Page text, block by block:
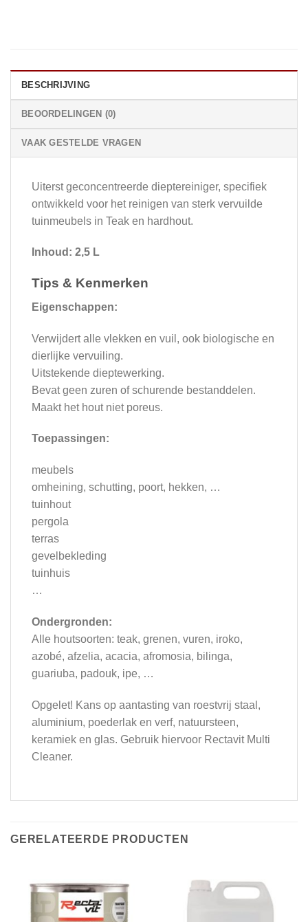
BESCHRIJVING
BEOORDELINGEN (0)
VAAK GESTELDE VRAGEN
Uiterst geconcentreerde dieptereiniger, specifiek
ontwikkeld voor het reinigen van sterk vervuilde
tuinmeubels in Teak en hardhout.
Inhoud: 2,5 L
Tips & Kenmerken
Eigenschappen:
Verwijdert alle vlekken en vuil, ook biologische en
dierlijke vervuiling.
Uitstekende dieptewerking.
Bevat geen zuren of schurende bestanddelen.
Maakt het hout niet poreus.
Toepassingen:
meubels
omheining, schutting, poort, hekken, …
tuinhout
pergola
terras
gevelbekleding
tuinhuis
…
Ondergronden:
Alle houtsoorten: teak, grenen, vuren, iroko,
azobé, afzelia, acacia, afromosia, bilinga,
guariuba, padouk, ipe, …
Opgelet! Kans op aantasting van roestvrij staal,
aluminium, poederlak en verf, natuursteen,
keramiek en glas. Gebruik hiervoor Rectavit Multi
Cleaner.
GERELATEERDE PRODUCTEN